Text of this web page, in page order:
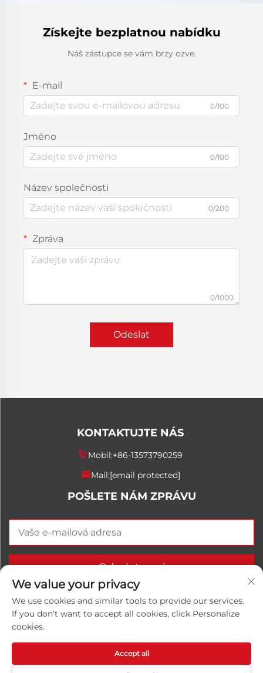
Získejte bezplatnou nabídku
Náš zástupce se vám brzy ozve.
E-mail
0/100
Jméno
0/100
Název společnosti
0/200
Zpráva
0/1000
Odeslat
KONTAKTUJTE NÁS
Mobil:+86-13573790259
Mail:[email protected]
POŠLETE NÁM ZPRÁVU
Odeslat nyní
Copyright © 2026 China Shandong Luwanhong
ochrany osobních údajů
We value your privacy
We use cookies and similar tools to provide our services.
If you don't want to accept all cookies, click Personalize
cookies.
Accept all